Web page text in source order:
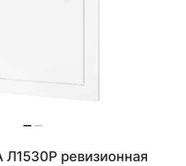
ревизионная